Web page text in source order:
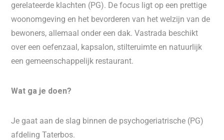
gerelateerde klachten (PG). De focus ligt op een prettige
woonomgeving en het bevorderen van het welzijn van de
bewoners, allemaal onder een dak. Vastrada beschikt
over een oefenzaal, kapsalon, stilteruimte en natuurlijk
een gemeenschappelijk restaurant.
Wat ga je doen?
Je gaat aan de slag binnen de psychogeriatrische (PG)
afdeling Taterbos.